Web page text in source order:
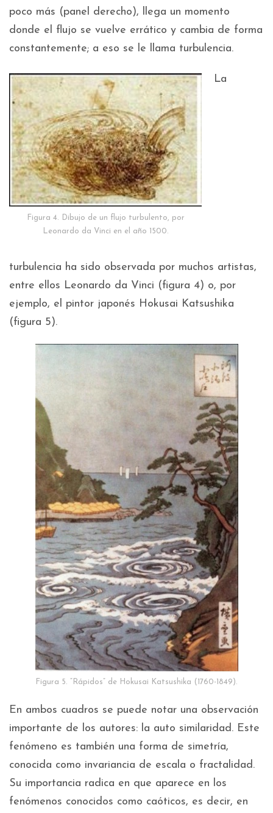
poco más (panel derecho), llega un momento
donde el flujo se vuelve errático y cambia de forma
constantemente; a eso se le llama turbulencia.
Figura 4. Dibujo de un flujo turbulento, por
Leonardo da Vinci en el año 1500.
La
turbulencia ha sido observada por muchos artistas,
entre ellos Leonardo da Vinci (figura 4) o, por
ejemplo, el pintor japonés Hokusai Katsushika
(figura 5).
Figura 5. “Rápidos” de Hokusai Katsushika (1760-1849).
En ambos cuadros se puede notar una observación
importante de los autores: la auto similaridad. Este
fenómeno es también una forma de simetría,
conocida como invariancia de escala o fractalidad.
Su importancia radica en que aparece en los
fenómenos conocidos como caóticos, es decir, en